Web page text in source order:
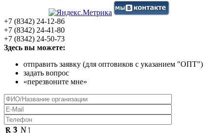
+7 (8342) 24-12-86
+7 (8342) 24-41-80
+7 (8342) 24-50-73
Здесь вы можете:
отправить заявку (для оптовиков с указанием "ОПТ")
задать вопрос
«перезвоните мне»